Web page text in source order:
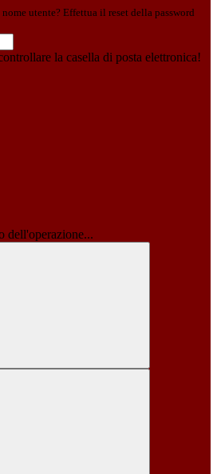
utente? Effettua il reset della password
la casella di posta elettronica!
dell'operazione...